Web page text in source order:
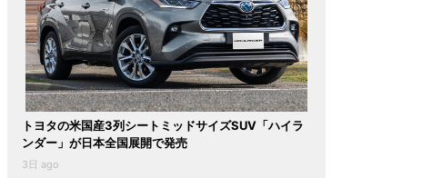
トヨタの米国産3列シートミッドサイズSUV「ハイラ
ンダー」が日本全国展開で発売
3日 ago